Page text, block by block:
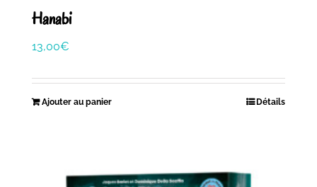
Hanabi
13,00€
Ajouter au panier Détails